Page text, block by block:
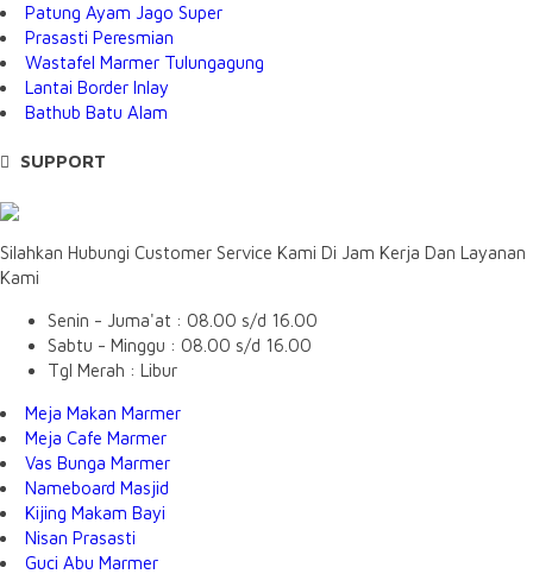
Patung Ayam Jago Super
Prasasti Peresmian
Wastafel Marmer Tulungagung
Lantai Border Inlay
Bathub Batu Alam
SUPPORT
Silahkan Hubungi Customer Service Kami Di Jam Kerja Dan Layanan
Kami
Senin - Juma'at : 08.00 s/d 16.00
Sabtu - Minggu : 08.00 s/d 16.00
Tgl Merah : Libur
Meja Makan Marmer
Meja Cafe Marmer
Vas Bunga Marmer
Nameboard Masjid
Kijing Makam Bayi
Nisan Prasasti
Guci Abu Marmer